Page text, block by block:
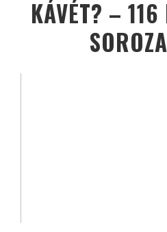
KÁVÉT? – 116